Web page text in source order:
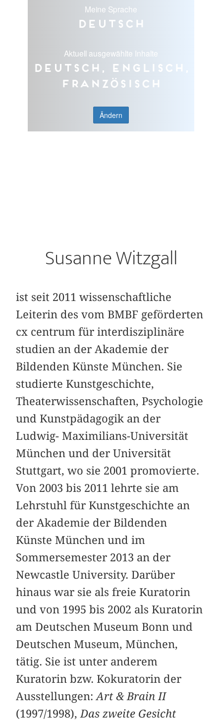
Meine Sprache
Deutsch
Aktuell ausgewählte Inhalte
Deutsch, Englisch,
Französisch
Ändern
Susanne Witzgall
ist seit 2011 wissenschaftliche
Leiterin des vom BMBF geförderten
cx centrum für interdisziplinäre
studien an der Akademie der
Bildenden Künste München. Sie
studierte Kunstgeschichte,
Theaterwissenschaften, Psychologie
und Kunstpädagogik an der
Ludwig- Maximilians-Universität
München und der Universität
Stuttgart, wo sie 2001 promovierte.
Von 2003 bis 2011 lehrte sie am
Lehrstuhl für Kunstgeschichte an
der Akademie der Bildenden
Künste München und im
Sommersemester 2013 an der
Newcastle University. Darüber
hinaus war sie als freie Kuratorin
und von 1995 bis 2002 als Kuratorin
am Deutschen Museum Bonn und
Deutschen Museum, München,
tätig. Sie ist unter anderem
Kuratorin bzw. Kokuratorin der
Ausstellungen:Art & Brain II
(1997/1998), Das zweite Gesicht